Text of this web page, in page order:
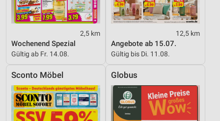
2,5 km
Wochenend Spezial
Gültig ab Fr. 14.08.
12,5 km
Angebote ab 15.07.
Gültig bis Di. 11.08.
Sconto Möbel Globus